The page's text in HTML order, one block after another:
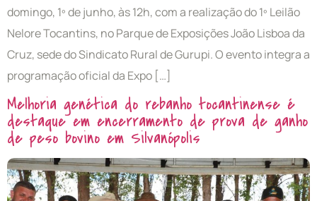
domingo, 1º de junho, às 12h, com a realização do 1º Leilão
Nelore Tocantins, no Parque de Exposições João Lisboa da
Cruz, sede do Sindicato Rural de Gurupi. O evento integra a
programação oficial da Expo […]
Melhoria genética do rebanho tocantinense é
destaque em encerramento de prova de ganho
de peso bovino em Silvanópolis